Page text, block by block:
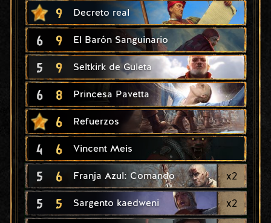
9 Decreto real
6 9 El Barón Sanguinario
5 9 Seltkirk de Guleta
6 8 Princesa Pavetta
6 Refuerzos
4 6 Vincent Meis
5 6 Franja Azul: Comando x2
5 5 Sargento kaedweni x2